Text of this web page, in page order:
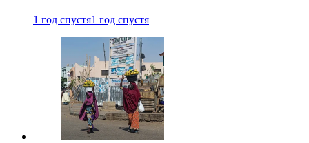
1 год спустя1 год спустя